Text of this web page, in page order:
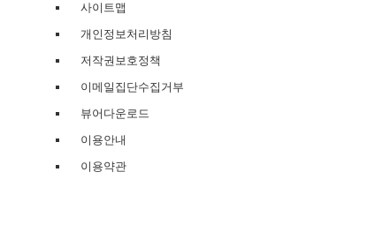
사이트맵
개인정보처리방침
저작권보호정책
이메일집단수집거부
뷰어다운로드
이용안내
이용약관